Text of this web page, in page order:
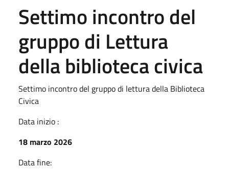
Settimo incontro del
gruppo di Lettura
della biblioteca civica
Settimo incontro del gruppo di lettura della Biblioteca
Civica
Data inizio :
18 marzo 2026
Data fine: